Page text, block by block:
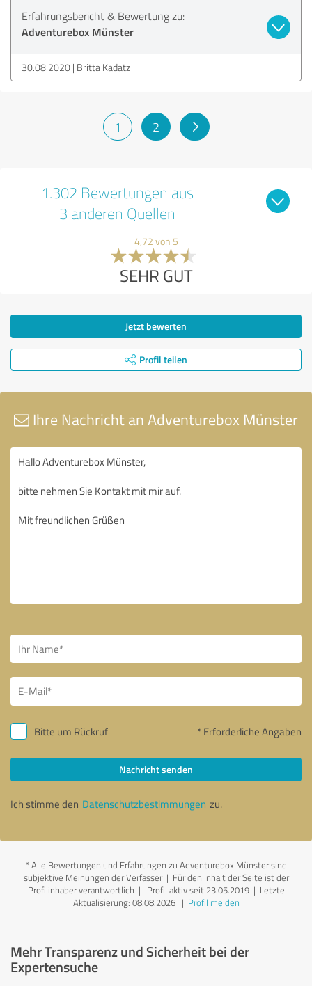
Erfahrungsbericht & Bewertung zu:
Adventurebox Münster
30.08.2020 Britta Kadatz
1 2
1.302 Bewertungen aus
3 anderen Quellen
4,72 von 5
SEHR GUT
Jetzt bewerten
Profil teilen
Ihre Nachricht an Adventurebox Münster
Bitte um Rückruf * Erforderliche Angaben
Nachricht senden
Ich stimme den Datenschutzbestimmungen zu.
*Alle Bewertungen und Erfahrungen zu Adventurebox Münster sind
subjektive Meinungen der Verfasser | Für den Inhalt der Seite ist der
Profilinhaber verantwortlich | Profil aktiv seit 23.05.2019 | Letzte
Aktualisierung: 08.08.2026| Profil melden
Mehr Transparenz und Sicherheit bei der
Expertensuche